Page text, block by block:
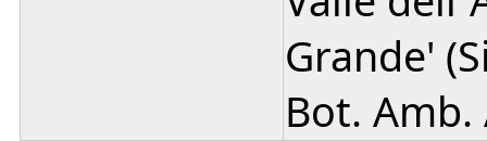
Grande'
Bot. Amb.